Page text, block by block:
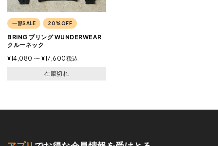
一部SALE 20%OFF
BRING ブリング WUNDERWEAR
クルーネック
¥14,080 〜 ¥17,600税込
在庫切れ